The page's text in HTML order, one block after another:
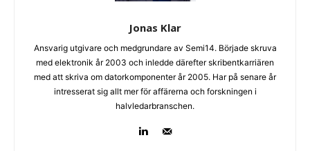
Jonas Klar
Ansvarig utgivare och medgrundare av Semi14. Började skruva
med elektronik år 2003 och inledde därefter skribentkarriären
med att skriva om datorkomponenter år 2005. Har på senare år
intresserat sig allt mer för affärerna och forskningen i
halvledarbranschen.